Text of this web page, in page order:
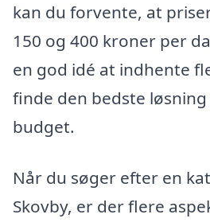
kan du forvente, at
150 og 400 kroner per
en god idé at indhente
finde den bedste
budget.
Når du søger efter en
Skovby, er der flere